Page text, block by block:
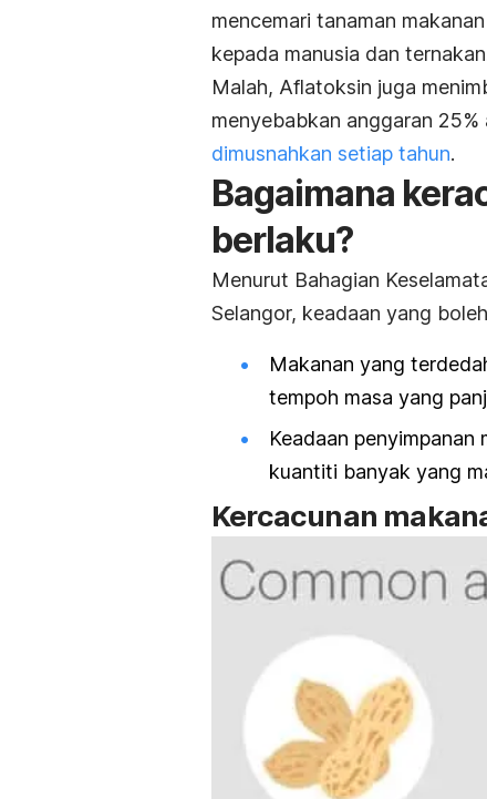
mencemari tanaman
kepada manusia dan
Malah, Aflatoksin juga
menyebabkan anggaran 25%
dimusnahkan setiap tahun.
Bagaimana
berlaku?
Menurut Bahagian
Selangor, keadaan yang
Makanan yang
tempoh masa yang
Keadaan
kuantiti banyak yang
Kercacunan